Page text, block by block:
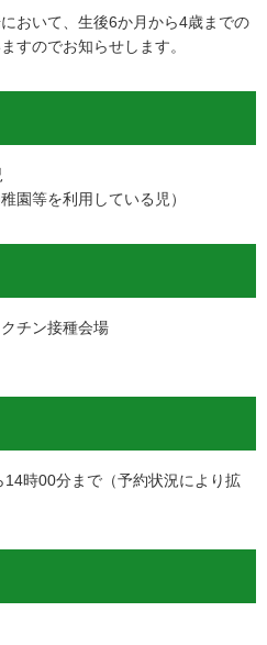
おいて、生後6か月から4歳までの
すのでお知らせします。
園等を利用している児）
チン接種会場
時00分まで（予約状況により拡